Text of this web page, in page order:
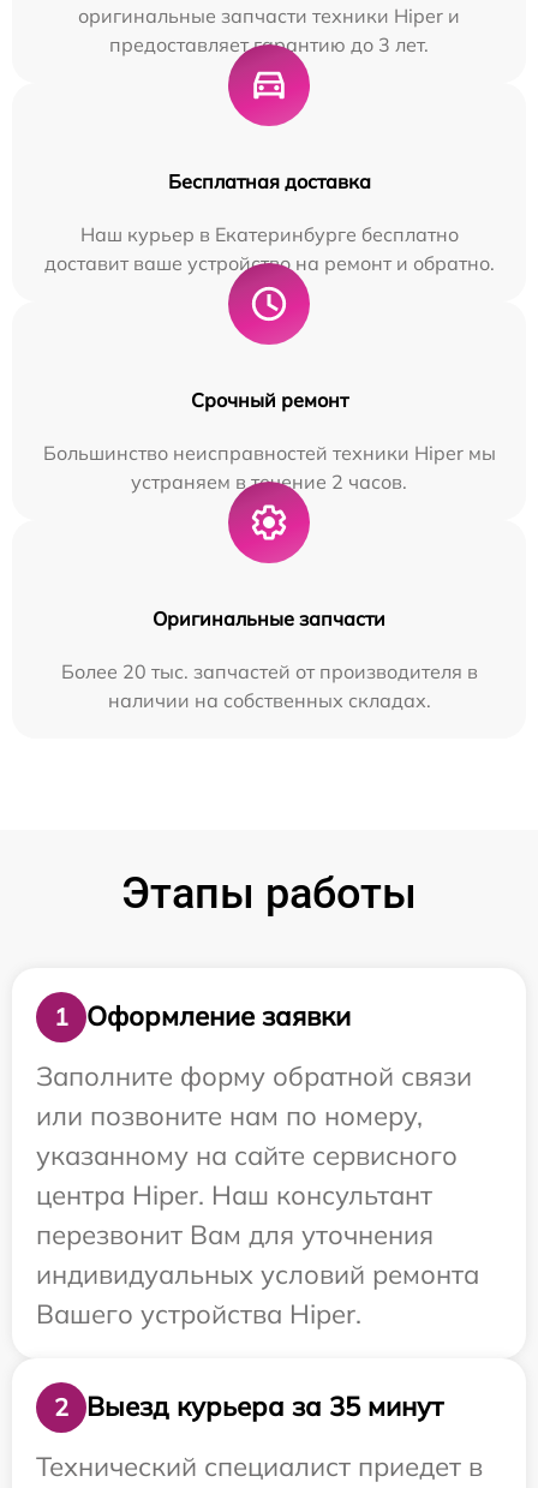
оригинальные запчасти техники Hiper и
предоставляет гарантию до 3 лет.
Бесплатная доставка
Наш курьер в Екатеринбурге бесплатно
доставит ваше устройство на ремонт и обратно.
Срочный ремонт
Большинство неисправностей техники Hiper мы
устраняем в течение 2 часов.
Оригинальные запчасти
Более 20 тыс. запчастей от производителя в
наличии на собственных складах.
Этапы работы
1
Оформление заявки
Заполните форму обратной связи
или позвоните нам по номеру,
указанному на сайте сервисного
центра Hiper. Наш консультант
перезвонит Вам для уточнения
индивидуальных условий ремонта
Вашего устройства Hiper.
2
Выезд курьера за 35 минут
Технический специалист приедет в